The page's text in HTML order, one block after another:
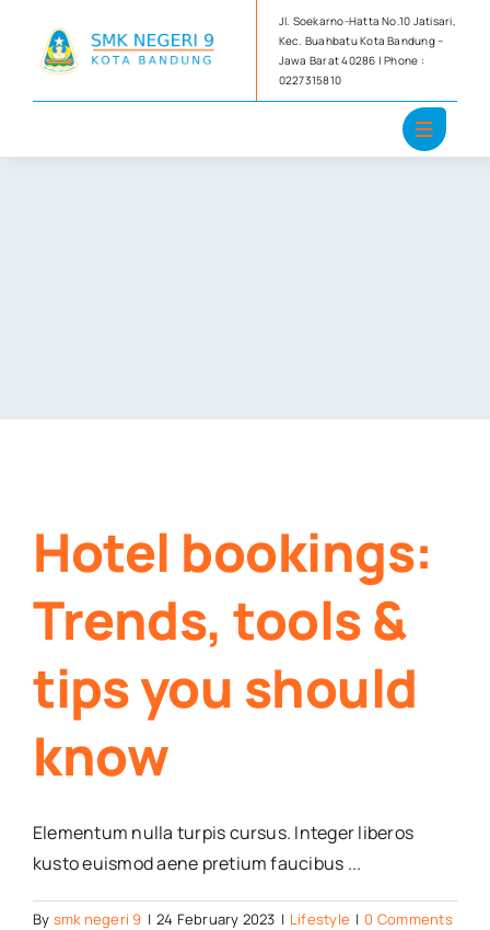
content
Jl. Soekarno-Hatta No.10 Jatisari,
Kec. Buahbatu Kota Bandung –
Jawa Barat 40286 | Phone :
0227315810
Hotel bookings:
Trends, tools &
tips you should
know
Elementum nulla turpis cursus. Integer liberos
kusto euismod aene pretium faucibus ...
By smk negeri 9 | 24 February 2023 | Lifestyle | 0 Comments